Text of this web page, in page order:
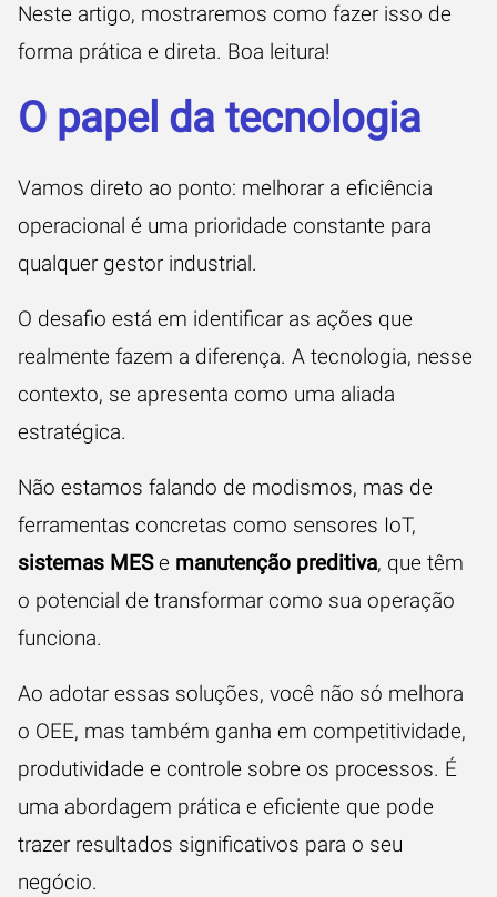
Neste artigo, mostraremos como fazer isso de
forma prática e direta. Boa leitura!
O papel da tecnologia
Vamos direto ao ponto: melhorar a eficiência
operacional é uma prioridade constante para
qualquer gestor industrial.
O desafio está em identificar as ações que
realmente fazem a diferença. A tecnologia, nesse
contexto, se apresenta como uma aliada
estratégica.
Não estamos falando de modismos, mas de
ferramentas concretas como sensores IoT,
sistemas MESe manutenção preditiva, que têm
o potencial de transformar como sua operação
funciona.
Ao adotar essas soluções, você não só melhora
o OEE, mas também ganha em competitividade,
produtividade e controle sobre os processos. É
uma abordagem prática e eficiente que pode
trazer resultados significativos para o seu
negócio.